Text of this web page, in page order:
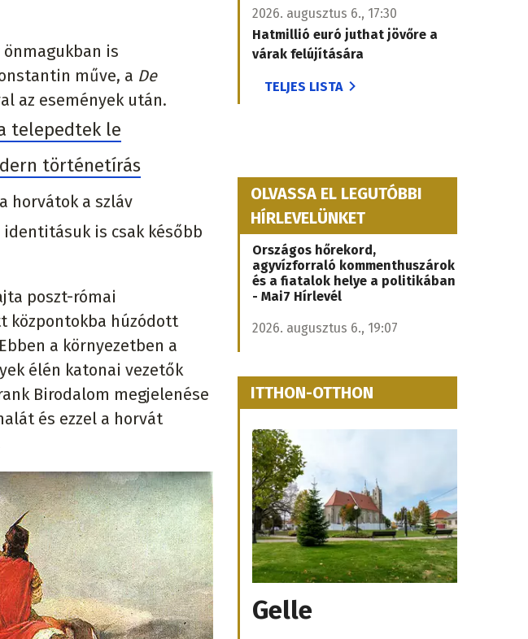
is
műve, a De
az események után.
telepedtek le
történetírás
horvátok a szláv
identitásuk is csak később
poszt-római
központokba húzódott
a környezetben a
élén katonai vezetők
Birodalom megjelenése
és ezzel a horvát
2026. augusztus 6., 17:30
Hatmillió euró juthat jövőre a
várak felújítására
TELJES LISTA
OLVASSA EL LEGUTÓBBI
HÍRLEVELÜNKET
Országos hőrekord,
agyvízforraló kommenthuszárok
és a fiatalok helye a politikában
- Mai7 Hírlevél
2026. augusztus 6., 19:07
ITTHON-OTTHON
Gelle